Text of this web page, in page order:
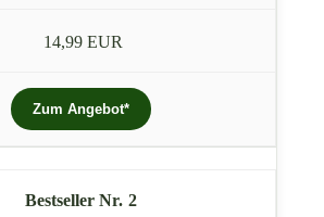
14,99 EUR
Zum Angebot*
2